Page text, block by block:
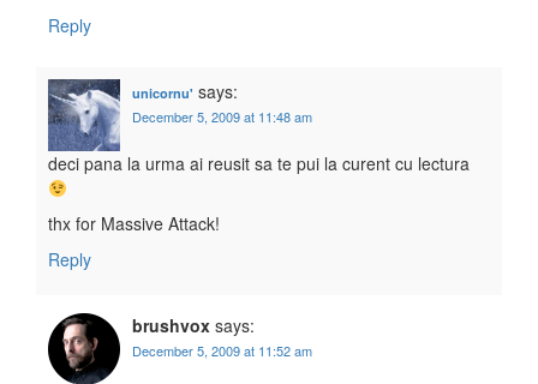
Reply
unicornu' says:
December 5, 2009 at 11:48 am
deci pana la urma ai reusit sa te pui la curent cu lectura
thx for Massive Attack!
Reply
brushvox says:
December 5, 2009 at 11:52 am